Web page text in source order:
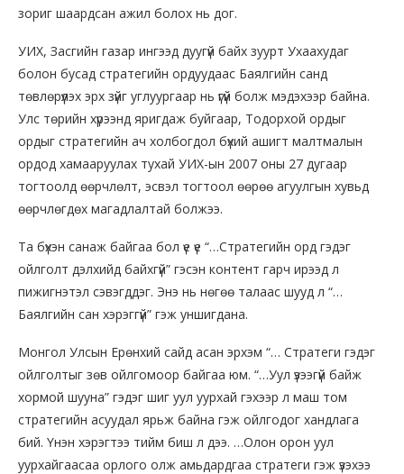
зориг шаардсан ажил болох нь дог.
УИХ, Засгийн газар ингээд дуугүй байх зуурт Ухаахудаг
болон бусад стратегийн ордуудаас Баялгийн санд
төвлөрүүлэх эрх зүйг углуургаар нь үгүй болж мэдэхээр байна.
Улс төрийн хүрээнд яригдаж буйгаар, Тодорхой ордыг
ордыг стратегийн ач холбогдол бүхий ашигт малтмалын
ордод хамааруулах тухай УИХ-ын 2007 оны 27 дугаар
тогтоолд өөрчлөлт, эсвэл тогтоол өөрөө агуулгын хувьд
өөрчлөгдөх магадлалтай болжээ.
Та бүхэн санаж байгаа бол үе үе “…Стратегийн орд гэдэг
ойлголт дэлхийд байхгүй” гэсэн контент гарч ирээд л
пижигнэтэл сэвэгддэг. Энэ нь нөгөө талаас шууд л “…
Баялгийн сан хэрэггүй” гэж уншигдана.
Монгол Улсын Ерөнхий сайд асан эрхэм “… Стратеги гэдэг
ойлголтыг зөв ойлгомоор байгаа юм. “…Уул үзээгүй байж
хормой шууна” гэдэг шиг уул уурхай гэхээр л маш том
стратегийн асуудал ярьж байна гэж ойлгодог хандлага
бий. Үнэн хэрэгтээ тийм биш л дээ. …Олон орон уул
уурхайгаасаа орлого олж амьдардгаа стратеги гэж үзэхээ